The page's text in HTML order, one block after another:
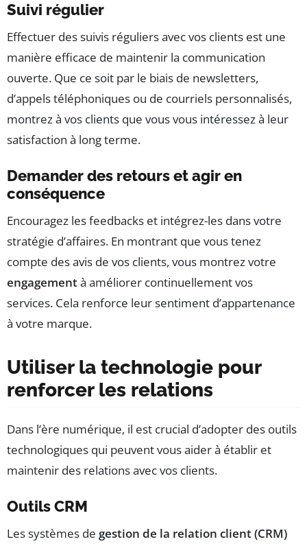
Suivi régulier
Effectuer des suivis réguliers avec vos clients est une
manière efficace de maintenir la communication
ouverte. Que ce soit par le biais de newsletters,
d’appels téléphoniques ou de courriels personnalisés,
montrez à vos clients que vous vous intéressez à leur
satisfaction à long terme.
Demander des retours et agir en
conséquence
Encouragez les feedbacks et intégrez-les dans votre
stratégie d’affaires. En montrant que vous tenez
compte des avis de vos clients, vous montrez votre
engagementà améliorer continuellement vos
services. Cela renforce leur sentiment d’appartenance
à votre marque.
Utiliser la technologie pour
renforcer les relations
Dans l’ère numérique, il est crucial d’adopter des outils
technologiques qui peuvent vous aider à établir et
maintenir des relations avec vos clients.
Outils CRM
Les systèmes de gestion de la relation client (CRM)